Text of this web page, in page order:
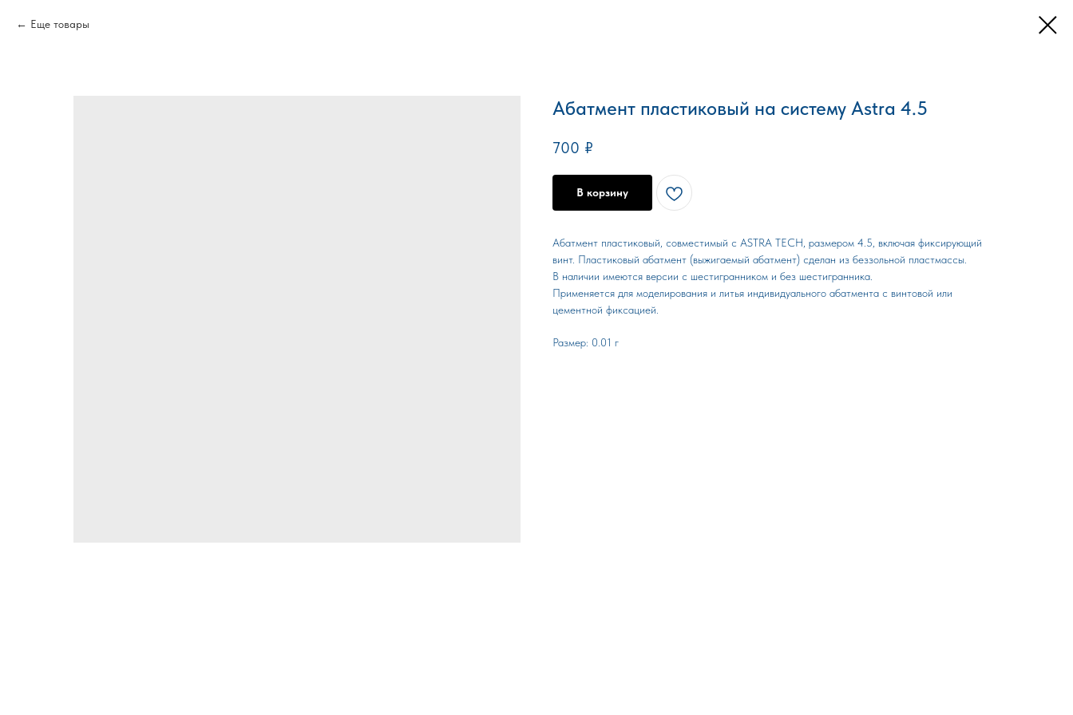
Еще товары
Абатмент пластиковый на систему Astra 4.5
700 ₽
В корзину
Абатмент пластиковый, совместимый с ASTRA TECH, размером 4.5, включая фиксирующий
винт. Пластиковый абатмент (выжигаемый абатмент) сделан из беззольной пластмассы.
В наличии имеются версии с шестигранником и без шестигранника.
Применяется для моделирования и литья индивидуального абатмента с винтовой или
цементной фиксацией.
Размер: 0.01 г